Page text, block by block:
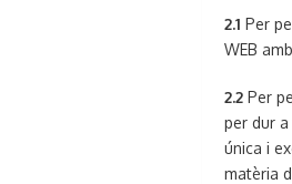
2.1 Per
WEB
2.2 Per
per dur
única i
matèria